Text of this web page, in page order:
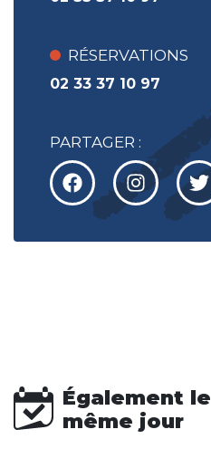
RÉSERVATIONS
02 33 37 10 97
PARTAGER :
Également le
même jour